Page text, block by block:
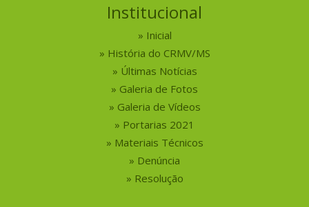
Institucional
Inicial
História do CRMV/MS
Últimas Notícias
Galeria de Fotos
Galeria de Vídeos
Portarias 2021
Materiais Técnicos
Denúncia
Resolução